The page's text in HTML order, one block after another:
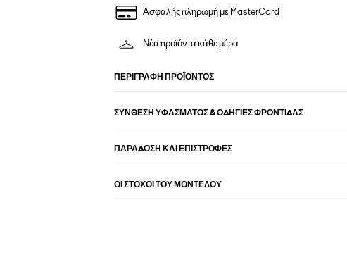
Ασφαλής πληρωμή με MasterCard
Νέα προϊόντα κάθε μέρα
ΠΕΡΙΓΡΑΦΉ ΠΡΟΪΌΝΤΟΣ
ΣΎΝΘΕΣΗ ΥΦΆΣΜΑΤΟΣ & ΟΔΗΓΊΕΣ ΦΡΟΝΤΊΔΑΣ
ΠΑΡΑΔΟΣΗ ΚΑΙ ΕΠΙΣΤΡΟΦΕΣ
ΟΙ ΣΤΌΧΟΙ ΤΟΥ ΜΟΝΤΈΛΟΥ